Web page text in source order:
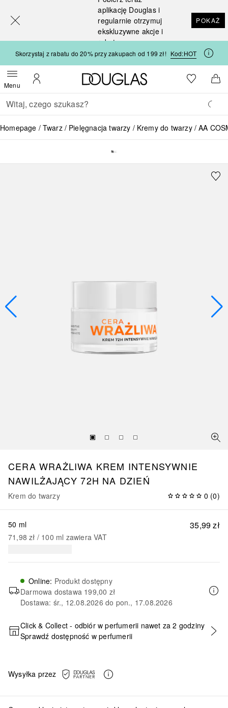
aplikację Douglas i
regularnie otrzymuj
ekskluzywne akcje i
rabaty
POKAŻ
Skorzystaj z rabatu do 20% przy zakupach od 199 zł! Kod:HOT
MenuOtwórz menuMoje konto
Strona główna Douglas
Do listyDo
Wracać
Wykonaj wyszukiwanie
Homepage Twarz Pielęgnacja twarzy Kremy do twarzy AA
CERA WRAŻLIWA KREM INTENSYWNIE
NAWILŻAJĄCY 72H NA DZIEŃ
Krem do twarzy 0 (0)
35,99 zł
50 ml
71,98 zł / 100 ml zawiera VAT
Online: Produkt dostępny
Darmowa dostawa 199,00 zł
Dostawa: śr., 12.08.2026 do pon., 17.08.2026
DODAJ DO KOSZYKA
Click & Collect - odbiór w perfumerii nawet za 2 godziny
Sprawdź dostępność w perfumerii
Wysyłka przez
[navigation.slideout.screenreader]